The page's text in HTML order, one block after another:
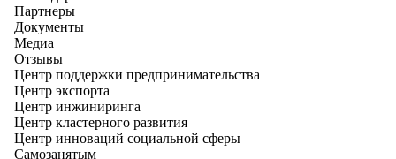
Партнеры
Документы
Медиа
Отзывы
Центр поддержки предпринимательства
Центр экспорта
Центр инжиниринга
Центр кластерного развития
Центр инноваций социальной сферы
Cамозанятым